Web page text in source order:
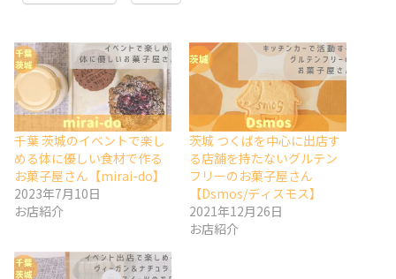
千葉 茨城のイベントで楽し
める体に優しい食材で作る
お菓子屋さん【mirai-do】
2023年7月10日
お店紹介
茨城 つくばを中心に出店す
る店舗を持たないグルテン
フリーのお菓子屋さん
【Dsmos/ディスモス】
2021年12月26日
お店紹介